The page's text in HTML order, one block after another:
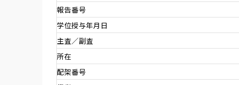
報告番号
学位授与年月日
主査／副査
所在
配架番号